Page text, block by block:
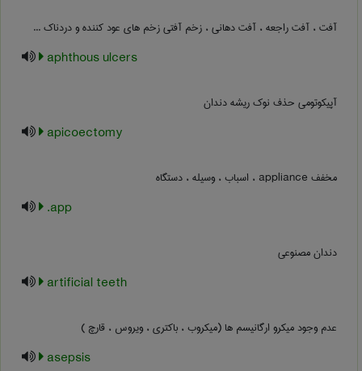
آفت ، آفت راجعه ، آفت دهانی ، زخم آفتی زخم های عود کننده و دردناک ...
aphthous ulcers
آپیکوتومی حذف نوک ریشه دندان
apicoectomy
مخفف appliance ، اسباب ، وسیله ، دستگاه
app.
دندان مصنوعی
artificial teeth
عدم وجود میکرو ارگانیسم ها (میکروب ، باکتری ، ویروس ، قارچ )
asepsis